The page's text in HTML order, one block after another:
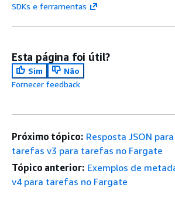
SDKs e ferramentas
Esta página foi útil?
Sim
Não
Fornecer feedback
Próximo tópico: Resposta JSON
tarefas v3 para tarefas no Fargate
Tópico anterior: Exemplos de
v4 para tarefas no Fargate